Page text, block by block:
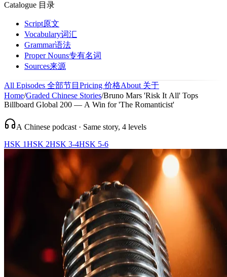
Catalogue 目录
Script原文
Vocabulary词汇
Grammar语法
Proper Nouns专有名词
Sources来源
All Episodes 全部节目 Pricing 价格About 关于
Home/Graded Chinese Stories/Bruno Mars 'Risk It All' Tops
Billboard Global 200 — A Win for 'The Romanticist'
A Chinese podcast · Same story, 4 levels
HSK 1HSK 2HSK 3-4HSK 5-6